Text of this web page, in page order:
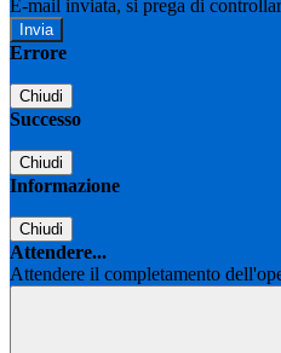
E-mail inviata, si prega di
Errore
Chiudi
Successo
Chiudi
Informazione
Chiudi
Attendere...
Attendere il completamento